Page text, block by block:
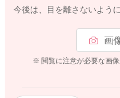
今後は、目を離さないよう
画
※ 閲覧に注意が必要な画像